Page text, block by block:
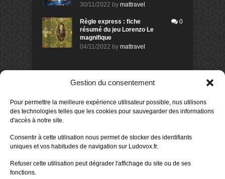
Gestion du consentement
Pour permettre la meilleure expérience utilisateur possible, nus utilisons
des technologies telles que les cookies pour sauvegarder des informations
d'accès à notre site.
Consentir à cette utilisation nous permet de stocker des identifiants
uniques et vos habitudes de navigation sur Ludovox.fr.
Refuser cette utilisation peut dégrader l'affichage du site ou de ses
fonctions.
30/11/2022 by mattravel
Règle express : fiche
résumé du jeu Lorenzo Le
magnifique
04/11/2022 by mattravel
0
DERNIERS AVIS DES MEMBRES
Avis de morlockbob
Sur le jeu Collect!
il y a 22 heures
Avis demorlockbob
Sur le jeu Detective Box - Ciao
Publié leil y a 2 jours
80%